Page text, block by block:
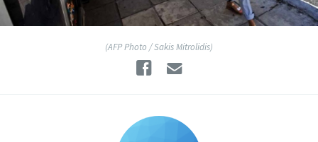
(AFP Photo / Sakis Mitrolidis)
Facebook